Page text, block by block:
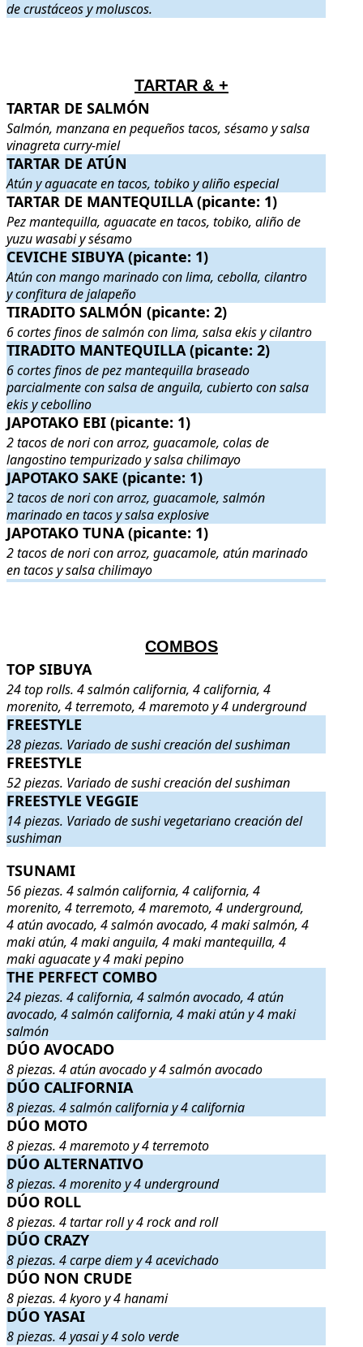
de crustáceos y moluscos.
TARTAR & +
TARTAR DE SALMÓN . Salmón, manzana en pequeños tacos,
TARTAR DE SALMÓN
Salmón, manzana en pequeños tacos, sésamo y salsa
vinagreta curry-miel
TARTAR DE ATÚN . Atún y aguacate en tacos, tobiko y aliño
TARTAR DE ATÚN
Atún y aguacate en tacos, tobiko y aliño especial
TARTAR DE MANTEQUILLA (picante: 1) . Pez mantequilla,
TARTAR DE MANTEQUILLA (picante: 1)
Pez mantequilla, aguacate en tacos, tobiko, aliño de
yuzu wasabi y sésamo
CEVICHE SIBUYA (picante: 1) . Atún con mango marinado con
CEVICHE SIBUYA (picante: 1)
Atún con mango marinado con lima, cebolla, cilantro
y confitura de jalapeño
TIRADITO SALMÓN (picante: 2) . 6 cortes finos de salmón con
TIRADITO SALMÓN (picante: 2)
6 cortes finos de salmón con lima, salsa ekis y cilantro
TIRADITO MANTEQUILLA (picante: 2) . 6 cortes finos de pez
TIRADITO MANTEQUILLA (picante: 2)
6 cortes finos de pez mantequilla braseado
parcialmente con salsa de anguila, cubierto con salsa
ekis y cebollino
JAPOTAKO EBI (picante: 1) . 2 tacos de nori con arroz,
JAPOTAKO EBI (picante: 1)
2 tacos de nori con arroz, guacamole, colas de
langostino tempurizado y salsa chilimayo
JAPOTAKO SAKE (picante: 1) . 2 tacos de nori con arroz,
JAPOTAKO SAKE (picante: 1)
2 tacos de nori con arroz, guacamole, salmón
marinado en tacos y salsa explosive
JAPOTAKO TUNA (picante: 1) . 2 tacos de nori con arroz,
JAPOTAKO TUNA (picante: 1)
2 tacos de nori con arroz, guacamole, atún marinado
en tacos y salsa chilimayo
..
COMBOS
TOP SIBUYA . 24 top rolls. 4 salmón california, 4 california, 4
TOP SIBUYA
24 top rolls. 4 salmón california, 4 california, 4
morenito, 4 terremoto, 4 maremoto y 4 underground
FREESTYLE
FREESTYLE
28 piezas. Variado de sushi creación del sushiman
FREESTYLE
FREESTYLE
52 piezas. Variado de sushi creación del sushiman
FREESTYLE VEGGIE . 14 piezas. Variado de sushi vegetariano
FREESTYLE VEGGIE
14 piezas. Variado de sushi vegetariano creación del
sushiman
TSUNAMI . 56 piezas. 4 salmón california, 4 california, 4
TSUNAMI
56 piezas. 4 salmón california, 4 california, 4
morenito, 4 terremoto, 4 maremoto, 4 underground,
4 atún avocado, 4 salmón avocado, 4 maki salmón, 4
maki atún, 4 maki anguila, 4 maki mantequilla, 4
maki aguacate y 4 maki pepino
THE PERFECT COMBO . 24 piezas. 4 california, 4 salmón
THE PERFECT COMBO
24 piezas. 4 california, 4 salmón avocado, 4 atún
avocado, 4 salmón california, 4 maki atún y 4 maki
salmón
DÚO AVOCADO . 8 piezas. 4 atún avocado y 4 salmón avocado
DÚO AVOCADO
8 piezas. 4 atún avocado y 4 salmón avocado
DÚO CALIFORNIA . 8 piezas. 4 salmón california y 4 california
DÚO CALIFORNIA
8 piezas. 4 salmón california y 4 california
DÚO MOTO . 8 piezas. 4 maremoto y 4 terremoto
DÚO MOTO
8 piezas. 4 maremoto y 4 terremoto
DÚO ALTERNATIVO . 8 piezas. 4 morenito y 4 underground
DÚO ALTERNATIVO
8 piezas. 4 morenito y 4 underground
DÚO ROLL . 8 piezas. 4 tartar roll y 4 rock and roll
DÚO ROLL
8 piezas. 4 tartar roll y 4 rock and roll
DÚO CRAZY . 8 piezas. 4 carpe diem y 4 acevichado
DÚO CRAZY
8 piezas. 4 carpe diem y 4 acevichado
DÚO NON CRUDE . 8 piezas. 4 kyoro y 4 hanami
DÚO NON CRUDE
8 piezas. 4 kyoro y 4 hanami
DÚO YASAI . 8 piezas. 4 yasai y 4 solo verde
DÚO YASAI
8 piezas. 4 yasai y 4 solo verde